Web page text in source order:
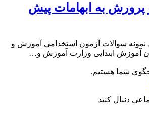
به ابهامات پیش
نمونه سوالات آزمون استخدامی آموزش و
آموزش ابتدایی وزارت آموزش و…
شما هستیم.
دنبال کنید